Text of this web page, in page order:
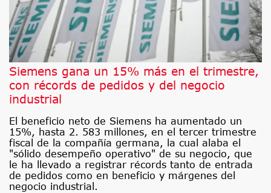
Siemens gana un 15% más en el trimestre,
con récords de pedidos y del negocio
industrial
El beneficio neto de Siemens ha aumentado un
15%, hasta 2. 583 millones, en el tercer trimestre
fiscal de la compañía germana, la cual alaba el
"sólido desempeño operativo" de su negocio, que
le ha llevado a registrar récords tanto de entrada
de pedidos como en beneficio y márgenes del
negocio industrial.